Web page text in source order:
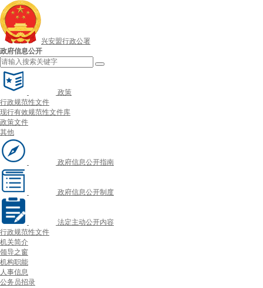
兴安盟行政公署
政府信息公开
政策
行政规范性文件
现行有效规范性文件库
政策文件
其他
政府信息公开指南
政府信息公开制度
法定主动公开内容
行政规范性文件
机关简介
领导之窗
机构职能
人事信息
公务员招录